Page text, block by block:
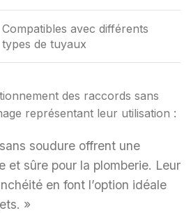
Compatibles avec différents
types de tuyaux
des raccords sans
représentant leur utilisation :
soudure offrent une
et sûre pour la plomberie. Leur
en font l’option idéale
»